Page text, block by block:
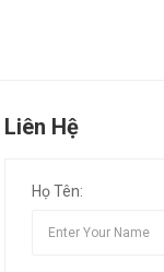
Liên Hệ
Họ Tên: